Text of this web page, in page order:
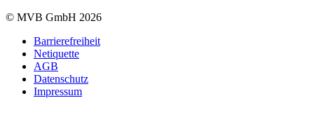
© MVB GmbH 2026
Barrierefreiheit
Netiquette
AGB
Datenschutz
Impressum